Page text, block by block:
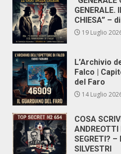
GENERALE.
CHIESA” –
19 Luglio
L’Archivio
Falco |
del Faro
14 Luglio
COSA
ANDREOTTI
SEGRETI? –
SILVESTRI